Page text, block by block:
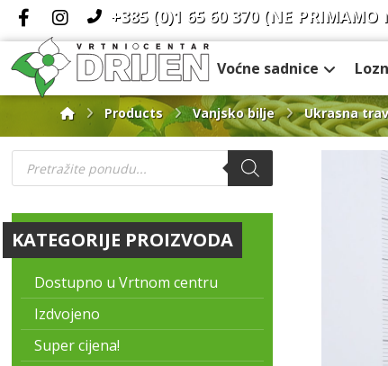
+385 (0)1 65 60 370 (NE PRIMAMO
Voćne sadnice
Products Vanjsko bilje Ukrasna
KATEGORIJE PROIZVODA
Dostupno u Vrtnom centru
Izdvojeno
Super cijena!